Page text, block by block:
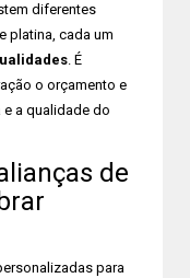
diferentes
platina, cada um
. É
o orçamento e
e a qualidade do
de
para